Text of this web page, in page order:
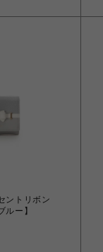
ントリボン
ルー】